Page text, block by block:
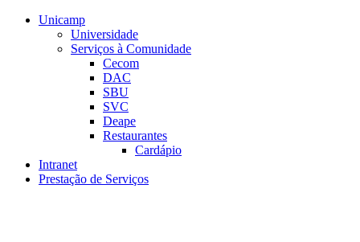
Conteúdo principal
Unicamp
Universidade
Serviços à Comunidade
Cecom
DAC
SBU
SVC
Deape
Restaurantes
Cardápio
Intranet
Prestação de Serviços